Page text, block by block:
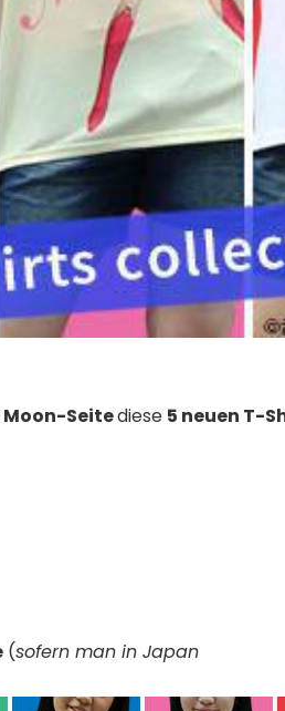
Seitediese 5 neuen T-
(sofern man in Japan